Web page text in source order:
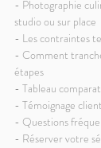
- Photographie
studio ou sur place
- Les contraintes
- Comment
étapes
- Tableau
- Témoignage client
- Questions
- Réserver votre